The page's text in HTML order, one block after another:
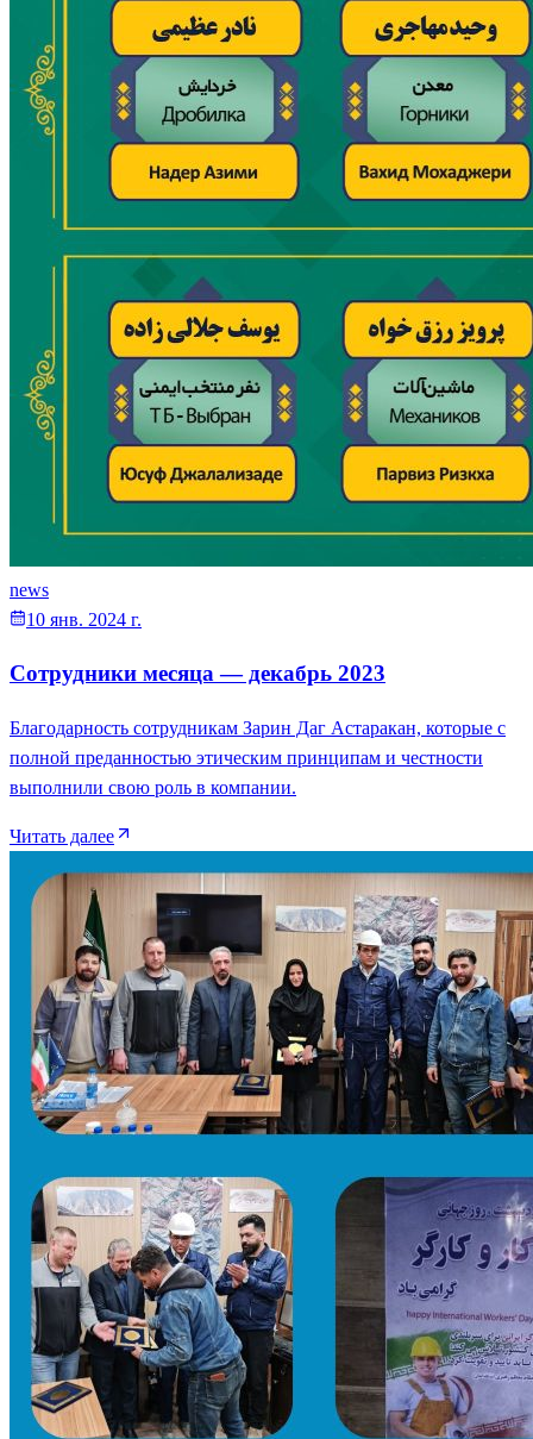
news
10 янв. 2024 г.
Сотрудники месяца — декабрь 2023
Благодарность сотрудникам Зарин Даг Астаракан, которые с
полной преданностью этическим принципам и честности
выполнили свою роль в компании.
Читать далее